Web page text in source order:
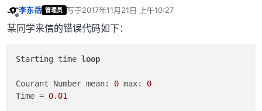
李东岳 管理员 写于2017年11月21日 上午10:27
最后由 编辑
某同学来信的错误代码如下：
Starting time loop
Courant Number mean: 0 max: 0
Time = 0.01